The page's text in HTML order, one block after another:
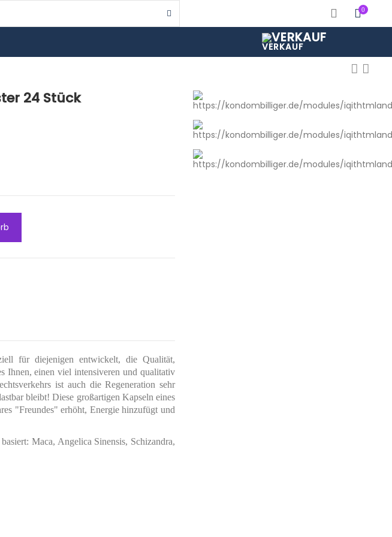
0
VERKAUF
24 Stück
für diejenigen entwickelt, die Qualität,
Ihnen, einen viel intensiveren und qualitativ
ist auch die Regeneration sehr
bleibt! Diese großartigen Kapseln eines
"Freundes" erhöht, Energie hinzufügt und
Maca, Angelica Sinensis, Schizandra,